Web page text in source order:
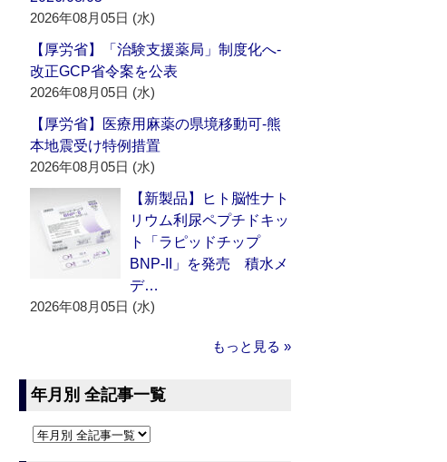
2026年08月05日 (水)
【厚労省】「治験支援薬局」制度化へ‐
改正GCP省令案を公表
2026年08月05日 (水)
【厚労省】医療用麻薬の県境移動可‐熊
本地震受け特例措置
2026年08月05日 (水)
【新製品】ヒト脳性ナト
リウム利尿ペプチドキッ
ト「ラピッドチップ
BNP-II」を発売 積水メ
デ…
2026年08月05日 (水)
もっと見る »
年月別 全記事一覧